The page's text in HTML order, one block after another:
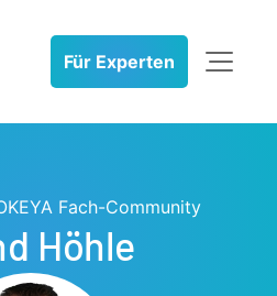
Für Experten
Fach-Community
Höhle